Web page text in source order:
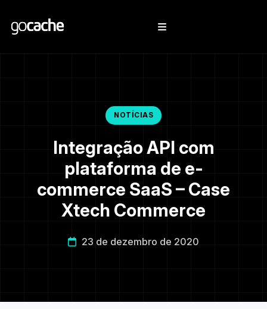
NOTÍCIAS
Integração API com
plataforma de e-
commerce SaaS – Case
Xtech Commerce
23 de dezembro de 2020